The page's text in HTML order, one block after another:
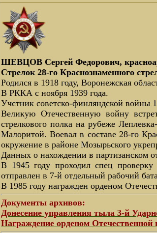
ШЕВЦОВ Сергей Федорович,
Стрелок 28-го Краснознаменного
Родился в 1918 году, Воронежская
В РККА с ноября 1939 года.
Учстник советско-финляндской войны
Великую Отечественную войну
стрелкового полка на рубеже
Малоритой. Воевал в составе 28-го
окружение в районе Мозырьского
Данных о нахождении в партизанском
В 1945 году проходил спец
отправлен в 7-й отдельный рабочий
В 1985 году награжден орденом
Документы архивов:
Донесение управления тыла 3-й
Награждение орденом